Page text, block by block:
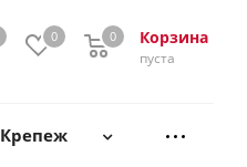
0 Корзина
0
пуста
0
Крепеж